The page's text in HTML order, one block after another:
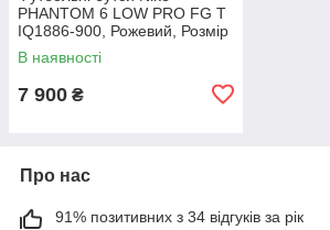
PHANTOM 6 LOW PRO FG T
IQ1886-900, Рожевий, Розмір
(EU) — 44
В наявності
7 900 ₴
Про нас
91% позитивних з 34 відгуків за рік